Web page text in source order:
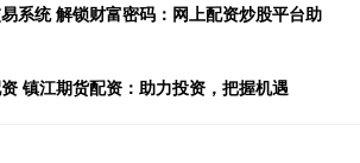
系统 解锁财富密码：网上配资炒股平台助
镇江期货配资：助力投资，把握机遇